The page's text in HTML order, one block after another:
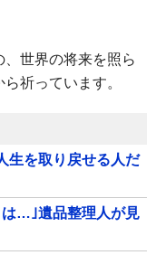
世界の将来を照ら
祈っています。
生を取り戻せる人だ
は…｣遺品整理人が見